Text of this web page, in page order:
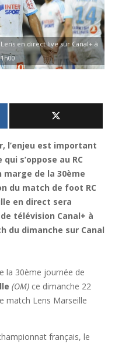
en direct live sur Canal+ à
l’enjeu est important
s’oppose au RC
marge de la 30ème
du match de foot RC
en direct sera
télévision Canal+ à
du dimanche sur Canal
la 30ème journée de
(OM) ce dimanche 22
match Lens Marseille
français, le